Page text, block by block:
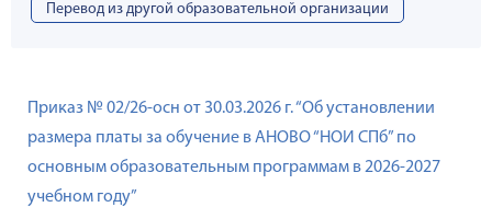
Перевод из другой образовательной организации
Приказ № 02/26-осн от 30.03.2026 г. “Об установлении
размера платы за обучение в АНОВО “НОИ СПб” по
основным образовательным программам в 2026-2027
учебном году”